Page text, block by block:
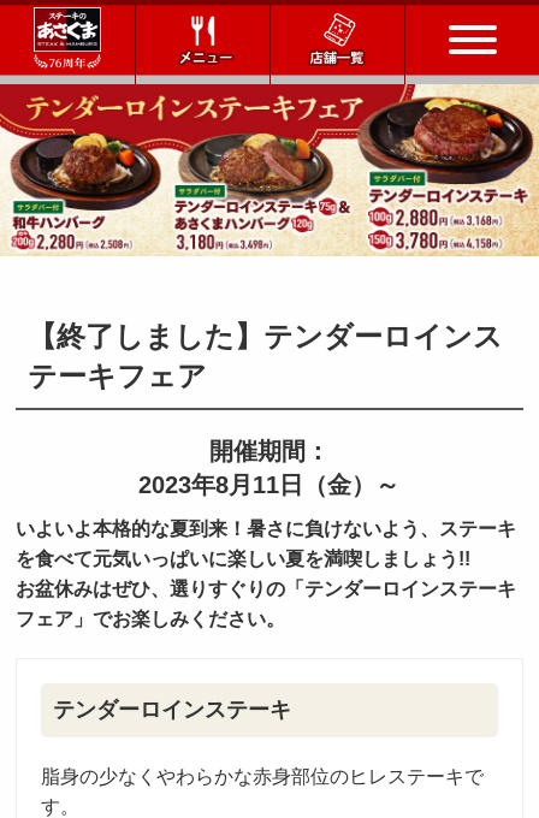
トップページ
店舗一覧
メニュー
会社情報
会社概要
IR情報
通販サイト
採用情報
採用トップ
新卒採用
中途採用
【終了しました】テンダーロインス
テーキフェア
開催期間：
2023年8月11日（金）～
いよいよ本格的な夏到来！暑さに負けないよう、ステーキ
を食べて元気いっぱいに楽しい夏を満喫しましょう!!
お盆休みはぜひ、選りすぐりの「テンダーロインステーキ
フェア」でお楽しみください。
テンダーロインステーキ
脂身の少なくやわらかな赤身部位のヒレステーキで
す。